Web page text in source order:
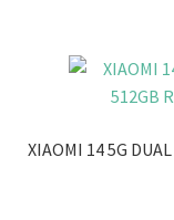
XIAOMI 14 5G